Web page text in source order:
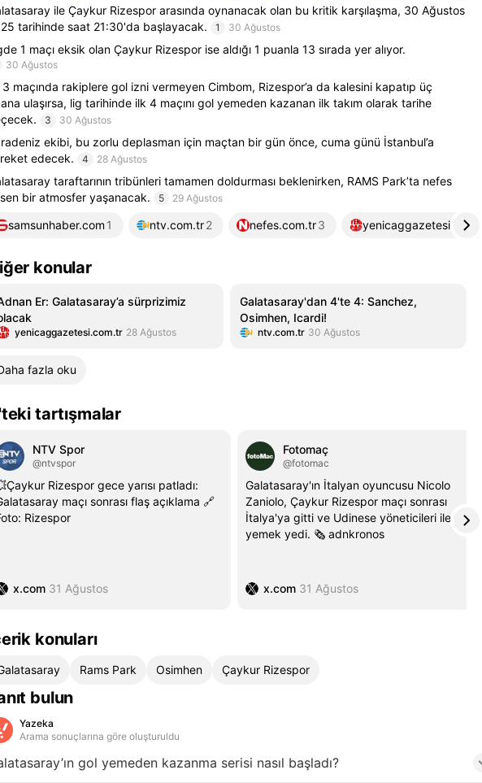
ile Çaykur Rizespor arasında oynanacak olan bu kritik karşılaşma, 30 Ağustos
tarihinde saat 21:30'da başlayacak.
1 30 Ağustos
1 maçı eksik olan Çaykur Rizespor ise aldığı 1 puanla 13 sırada yer alıyor.
30 Ağustos
maçında rakiplere gol izni vermeyen Cimbom, Rizespor’a da kalesini kapatıp üç
ulaşırsa, lig tarihinde ilk 4 maçını gol yemeden kazanan ilk takım olarak tarihe
3 30 Ağustos
ekibi, bu zorlu deplasman için maçtan bir gün önce, cuma günü İstanbul’a
edecek.
4 28 Ağustos
taraftarının tribünleri tamamen doldurması beklenirken, RAMS Park’ta nefes
bir atmosfer yaşanacak.
5 29 Ağustos
samsunhaber.com 1 ntv.com.tr2 nefes.com.tr3 yenicaggazetesi.com.tr
konular
Er: Galatasaray’a sürprizimiz
yenicaggazetesi.com.tr 28 Ağustos
Galatasaray'dan 4'te 4: Sanchez,
Osimhen, Icardi!
ntv.com.tr 30 Ağustos
fazla oku
tartışmalar
NTV Spor
@ntvspor
Rizespor gece yarısı patladı:
maçı sonrası flaş açıklama 🔗
Rizespor
x.com 31 Ağustos
Fotomaç
@fotomac
Galatasaray'ın İtalyan oyuncusu Nicolo
Zaniolo, Çaykur Rizespor maçı sonrası
İtalya'ya gitti ve Udinese yöneticileri ile
yemek yedi. 🗞️ adnkronos
x.com 31 Ağustos
konuları
Rams Park Osimhen Çaykur Rizespor
bulun
Yazeka
Arama sonuçlarına göre oluşturuldu
gol yemeden kazanma serisi nasıl başladı?